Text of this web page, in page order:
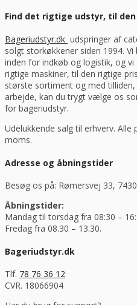
Find det rigtige udstyr, til
Bageriudstyr.dk udspringer af
solgt storkøkkener siden 1994.
inden for indkøb og logistik, og vi
rigtige maskiner, til den rigtige
største sortiment og med
arbejde, kan du trygt vælge os
for bageriudstyr.
Udelukkende salg til erhverv. Alle
moms.
Adresse og åbningstider
Besøg os på: Rømersvej 33,
Åbningstider:
Mandag til torsdag fra 08:30 –
Fredag fra 08.30 – 13.30.
Bageriudstyr.dk
Tlf. 78 76 36 12
CVR. 18066904